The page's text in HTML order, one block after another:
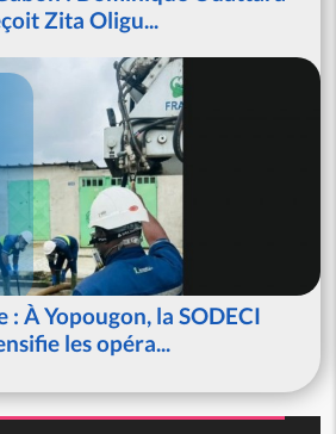
Zita Oligu...
À Yopougon, la SODECI
les opéra...